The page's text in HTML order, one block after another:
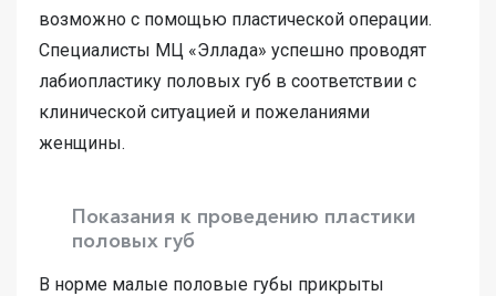
возможно с помощью пластической операции.
Специалисты МЦ «Эллада» успешно проводят
лабиопластику половых губ в соответствии с
клинической ситуацией и пожеланиями
женщины.
Показания к проведению пластики
половых губ
В норме малые половые губы прикрыты